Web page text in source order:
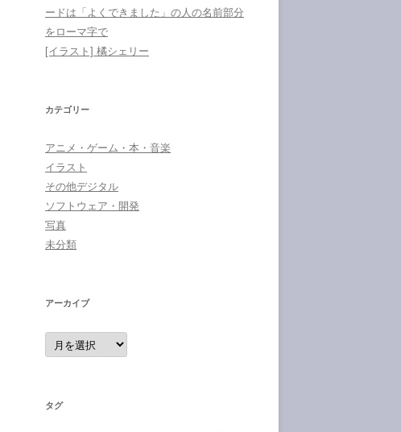
ードは「よくできました」の人の名前部分
をローマ字で
[イラスト] 橘シェリー
カテゴリー
アニメ・ゲーム・本・音楽
イラスト
その他デジタル
ソフトウェア・開発
写真
未分類
アーカイブ
ア
ー
カ
タグ